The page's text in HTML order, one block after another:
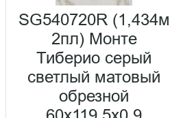
SG540720R (1,434м
2пл) Монте
Тиберио серый
светлый матовый
обрезной